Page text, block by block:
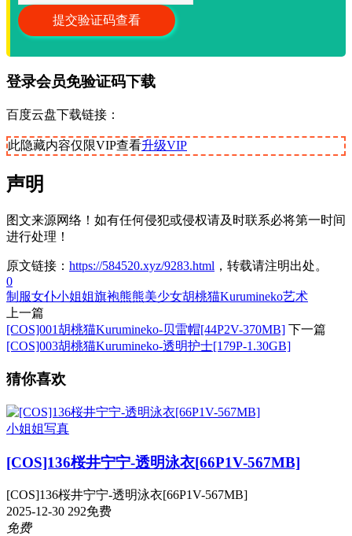
登录会员免验证码下载
百度云盘下载链接：
此隐藏内容仅限VIP查看升级VIP
声明
图文来源网络！如有任何侵犯或侵权请及时联系必将第一时间
进行处理！
原文链接： https://584520.xyz/9283.html ，转载请注明出处。
0
制服女仆小姐姐旗袍熊熊美少女胡桃猫Kurumineko艺术
上一篇
[COS]001胡桃猫Kurumineko-贝雷帽[44P2V-370MB] 下一篇
[COS]003胡桃猫Kurumineko-透明护士[179P-1.30GB]
猜你喜欢
小姐姐写真
[COS]136桜井宁宁-透明泳衣[66P1V-567MB]
[COS]136桜井宁宁-透明泳衣[66P1V-567MB]
2025-12-30 292免费
免费